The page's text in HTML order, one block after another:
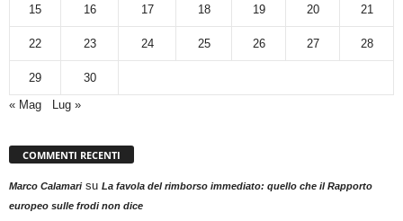
15 16 17 18 19 20 21
22 23 24 25 26 27 28
29
30
« Mag
Lug »
COMMENTI RECENTI
Marco Calamarisu La favola del rimborso immediato: quello che il Rapporto
europeo sulle frodi non dice